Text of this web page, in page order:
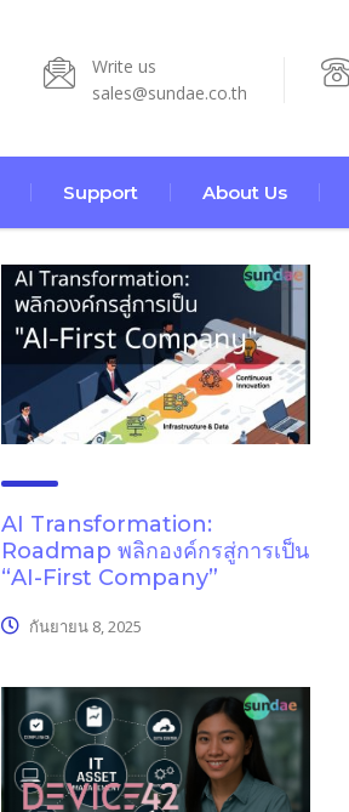
Write us
sales@sundae.co.th
Support About Us
AI Transformation:
Roadmap พลิกองค์กรสู่การเป็น
“AI-First Company”
กันยายน 8, 2025